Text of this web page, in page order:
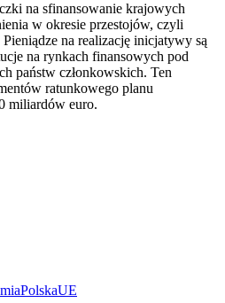
na sfinansowanie krajowych
w okresie przestojów, czyli
na realizację inicjatywy są
na rynkach finansowych pod
państw członkowskich. Ten
ratunkowego planu
miliardów euro.
PolskaUE